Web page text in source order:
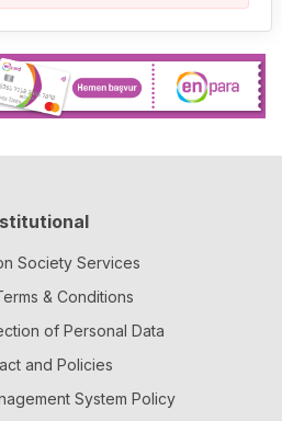
Society Services
& Conditions
of Personal Data
and Policies
System Policy